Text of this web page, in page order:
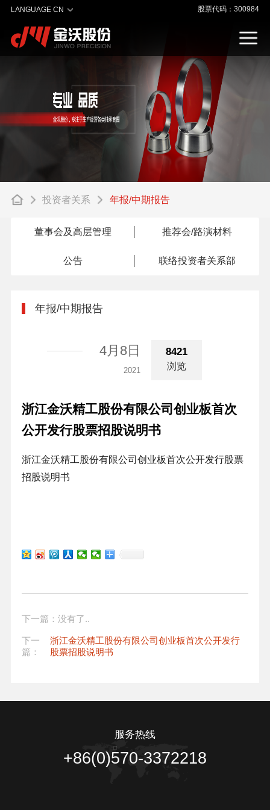
LANGUAGE CN 股票代码：300984
投资者关系 年报/中期报告
董事会及高层管理 推荐会/路演材料
公告 联络投资者关系部
年报/中期报告
4月8日
2021
8421
浏览
浙江金沃精工股份有限公司创业板首次
公开发行股票招股说明书
浙江金沃精工股份有限公司创业板首次公开发行股票
招股说明书
下一篇：没有了..
下一
篇：
浙江金沃精工股份有限公司创业板首次公开发行
股票招股说明书
服务热线
+86(0)570-3372218